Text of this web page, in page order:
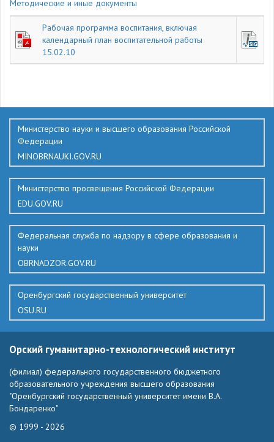
Методические и иные документы
Рабочая программа воспитания, включая
календарный план воспитательной работы
15.02.10
Министерство науки и высшего образования Российской
Федерации
MINOBRNAUKI.GOV.RU
Министерство просвещения Российской Федерации
EDU.GOV.RU
Федеральная служба по надзору в сфере образования и
науки
OBRNADZOR.GOV.RU
Оренбургский государственный университет
OSU.RU
Орский гуманитарно-технологический институт
(филиал) федерального государственного бюджетного
образовательного учреждения высшего образования
"Оренбургский государственный университет имени В.А.
Бондаренко"
© 1999 - 2026